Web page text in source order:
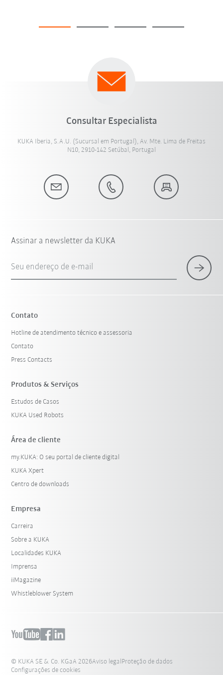
Consultar Especialista
KUKA Iberia, S.A.U. (Sucursal em Portugal), Av. Mte. Lima de Freitas
N10, 2910-142 Setúbal, Portugal
Assinar a newsletter da KUKA
Seu endereço de e-mail
Contato
Hotline de atendimento técnico e assessoria
Contato
Press Contacts
Produtos & Serviços
Estudos de Casos
KUKA Used Robots
Área de cliente
my.KUKA: O seu portal de cliente digital
KUKA Xpert
Centro de downloads
Empresa
Carreira
Sobre a KUKA
Localidades KUKA
Imprensa
iiMagazine
Whistleblower System
© KUKA SE & Co. KGaA 2026Aviso legal Proteção de dados
Configurações de cookies